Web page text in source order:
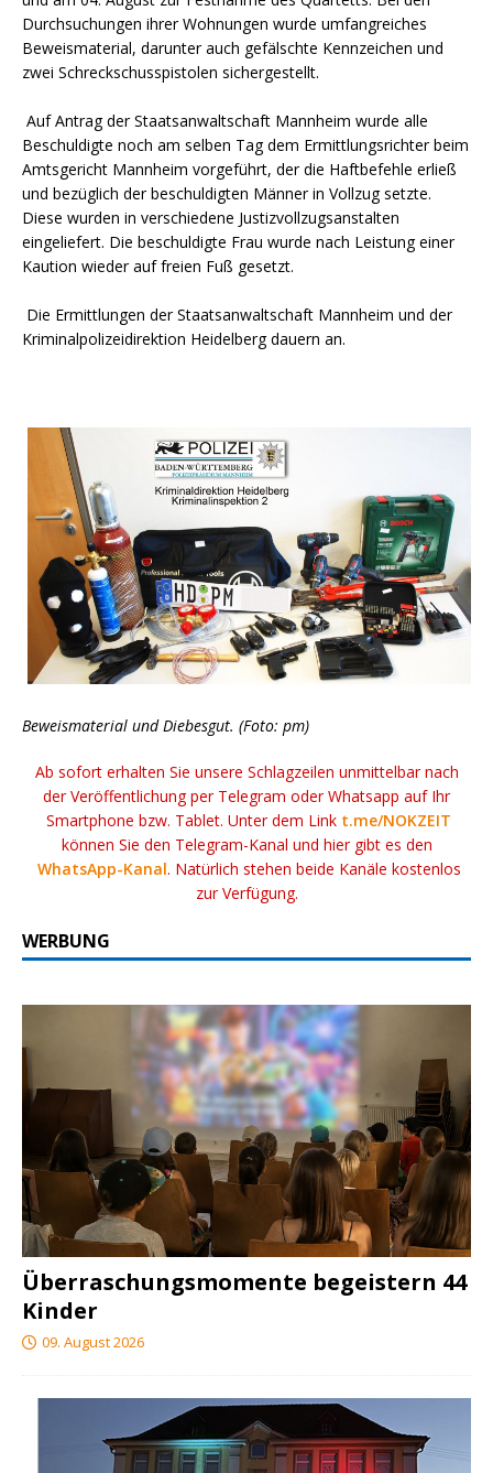
Durchsuchungen ihrer Wohnungen wurde umfangreiches
Beweismaterial, darunter auch gefälschte Kennzeichen und
zwei Schreckschusspistolen sichergestellt.
Auf Antrag der Staatsanwaltschaft Mannheim wurde alle
Beschuldigte noch am selben Tag dem Ermittlungsrichter beim
Amtsgericht Mannheim vorgeführt, der die Haftbefehle erließ
und bezüglich der beschuldigten Männer in Vollzug setzte.
Diese wurden in verschiedene Justizvollzugsanstalten
eingeliefert. Die beschuldigte Frau wurde nach Leistung einer
Kaution wieder auf freien Fuß gesetzt.
Die Ermittlungen der Staatsanwaltschaft Mannheim und der
Kriminalpolizeidirektion Heidelberg dauern an.
Beweismaterial und Diebesgut. (Foto: pm)
Ab sofort erhalten Sie unsere Schlagzeilen unmittelbar nach
der Veröffentlichung per Telegram oder Whatsapp auf Ihr
Smartphone bzw. Tablet. Unter dem Link t.me/NOKZEIT
können Sie den Telegram-Kanal und hier gibt es den
WhatsApp-Kanal. Natürlich stehen beide Kanäle kostenlos
zur Verfügung.
WERBUNG
Überraschungsmomente begeistern 44
Kinder
09. August 2026